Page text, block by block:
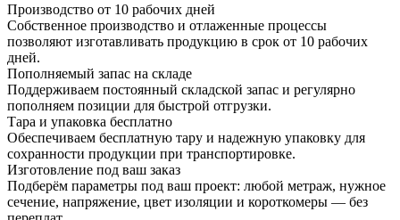
Производство от 10 рабочих дней
Собственное производство и отлаженные процессы
позволяют изготавливать продукцию в срок от 10 рабочих
дней.
Пополняемый запас на складе
Поддерживаем постоянный складской запас и регулярно
пополняем позиции для быстрой отгрузки.
Тара и упаковка бесплатно
Обеспечиваем бесплатную тару и надежную упаковку для
сохранности продукции при транспортировке.
Изготовление под ваш заказ
Подберём параметры под ваш проект: любой метраж, нужное
сечение, напряжение, цвет изоляции и короткомеры — без